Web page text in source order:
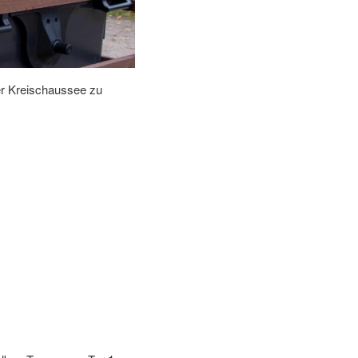
Kreischaussee zu